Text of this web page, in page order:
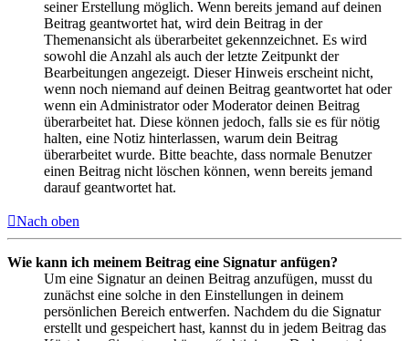
seiner Erstellung möglich. Wenn bereits jemand auf deinen
Beitrag geantwortet hat, wird dein Beitrag in der
Themenansicht als überarbeitet gekennzeichnet. Es wird
sowohl die Anzahl als auch der letzte Zeitpunkt der
Bearbeitungen angezeigt. Dieser Hinweis erscheint nicht,
wenn noch niemand auf deinen Beitrag geantwortet hat oder
wenn ein Administrator oder Moderator deinen Beitrag
überarbeitet hat. Diese können jedoch, falls sie es für nötig
halten, eine Notiz hinterlassen, warum dein Beitrag
überarbeitet wurde. Bitte beachte, dass normale Benutzer
einen Beitrag nicht löschen können, wenn bereits jemand
darauf geantwortet hat.
Nach oben
Wie kann ich meinem Beitrag eine Signatur anfügen?
Um eine Signatur an deinen Beitrag anzufügen, musst du
zunächst eine solche in den Einstellungen in deinem
persönlichen Bereich entwerfen. Nachdem du die Signatur
erstellt und gespeichert hast, kannst du in jedem Beitrag das